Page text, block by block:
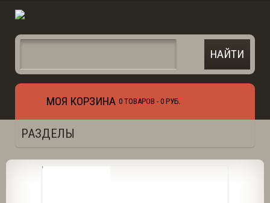
МОЯ КОРЗИНА 0 ТОВАРОВ - 0 РУБ.
РАЗДЕЛЫ